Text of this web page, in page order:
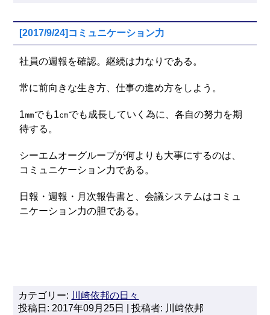
[2017/9/24]コミュニケーション力
社員の週報を確認。継続は力なりである。
常に前向きな生き方、仕事の進め方をしよう。
1㎜でも1㎝でも成長していく為に、各自の努力を期
待する。
シーエムオーグループが何よりも大事にするのは、
コミュニケーション力である。
日報・週報・月次報告書と、会議システムはコミュ
ニケーション力の胆である。
カテゴリー: 川﨑依邦の日々
投稿日: 2017年09月25日 | 投稿者: 川﨑依邦